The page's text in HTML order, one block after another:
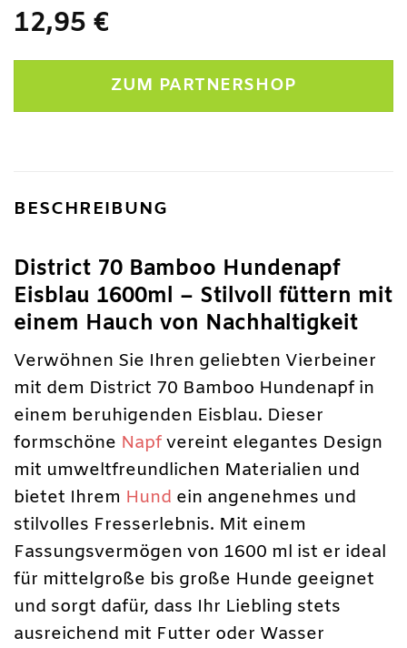
12,95 €
ZUM PARTNERSHOP
BESCHREIBUNG
District 70 Bamboo Hundenapf
Eisblau 1600ml – Stilvoll füttern mit
einem Hauch von Nachhaltigkeit
Verwöhnen Sie Ihren geliebten Vierbeiner
mit dem District 70 Bamboo Hundenapf in
einem beruhigenden Eisblau. Dieser
formschöne Napfvereint elegantes Design
mit umweltfreundlichen Materialien und
bietet Ihrem Hund ein angenehmes und
stilvolles Fresserlebnis. Mit einem
Fassungsvermögen von 1600 ml ist er ideal
für mittelgroße bis große Hunde geeignet
und sorgt dafür, dass Ihr Liebling stets
ausreichend mit Futter oder Wasser